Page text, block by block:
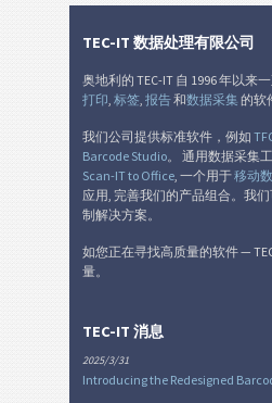
TEC-IT 数据处理有限公司
奥地利的 TEC-IT 自 1996 年以来
打印 标签 报告和数据采集的软
我们公司提供标准软件，例如
Barcode Studio。 通用数据采集
Scan-IT to Office , 一个用于移动
应用, 完善我们的产品组合。我们
制解决方案。
如您正在寻找高质量的软件 —
量。
TEC-IT 消息
2025/3/31
Introducing the Redesigned